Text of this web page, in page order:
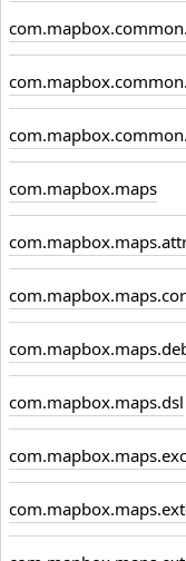
com.mapbox.maps
com.mapbox.maps.dsl